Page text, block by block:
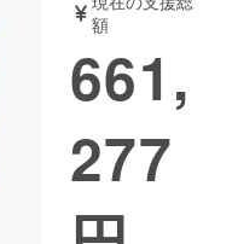
書籍・雑誌
チャレンジ
額
661,
277